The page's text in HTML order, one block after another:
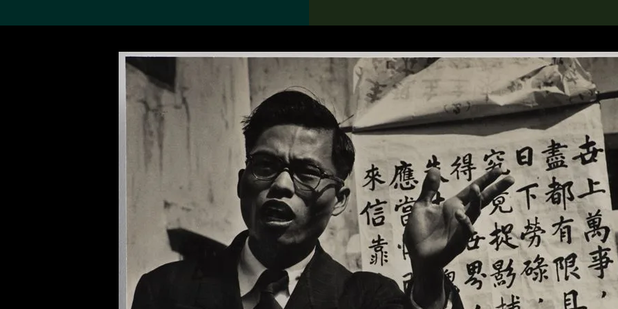
搜索M+藏品 Search the Collection
19,052个结果
关于M+藏品
探索世界顶级的二十及二十
一世纪视觉文化藏品。